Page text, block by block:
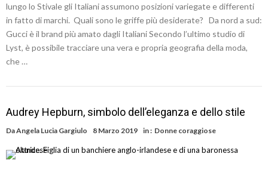
lungo lo Stivale gli Italiani assumono posizioni variegate e differenti
in fatto di marchi. Quali sono le griffe più desiderate? Da nord a sud:
Gucci è il brand più amato dagli Italiani Secondo l’ultimo studio di
Lyst, è possibile tracciare una vera e propria geografia della moda,
che …
Audrey Hepburn, simbolo dell’eleganza e dello stile
DaAngela Lucia Gargiulo 8 Marzo 2019 in : Donne coraggiose